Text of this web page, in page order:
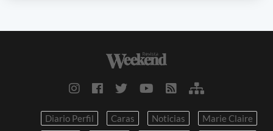
Diario Perfil Caras Noticias
Marie Claire